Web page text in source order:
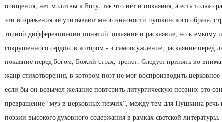
очищения, нет молитвы к Богу, так что нет и покаяния, а есть только
эти возражения не учитывают многозначности пушкинского образа,
точной дифференциации понятий покаяние и раскаяние, но к емкому
сокрушенного сердца, в котором - и самоосуждение, раскаяние перед
покаяние перед Богом, Божий страх, трепет. Следует принять во
жанр стихотворения, в котором поэт не мог воспроизводить
если бы он возымел желание повторить литургическую поэзию: это
превращение “муз в церковных певчих”, между тем для Пушкина речь
поэзии высокого духовного содержания в рамках светской